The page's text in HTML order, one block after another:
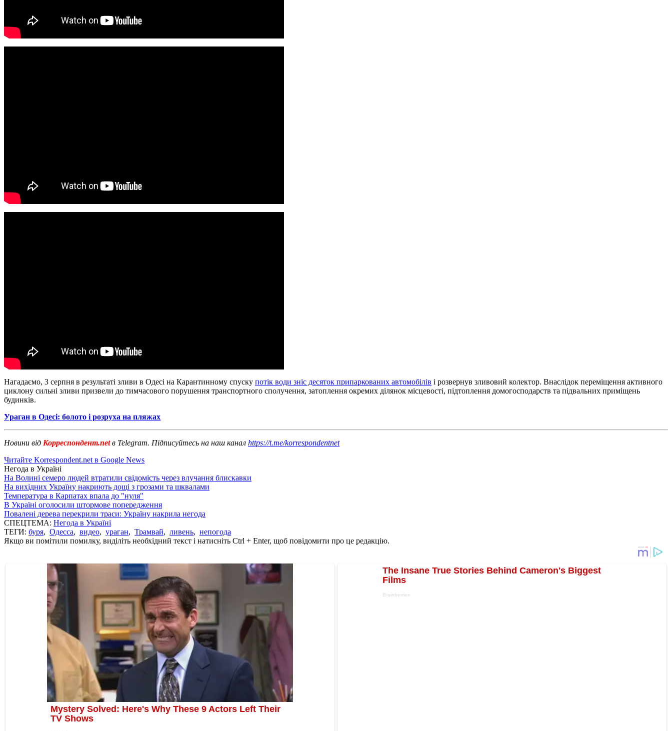
Нагадаємо, 3 серпня в результаті зливи в Одесі на Карантинному спуску потік води зніс десяток припаркованих автомобілів і розвернув зливовий колектор. Внаслідок переміщення активного
циклону сильні зливи призвели до тимчасового порушення транспортного сполучення, затоплення окремих ділянок місцевості, підтоплення домогосподарств та підвальних приміщень
будинків.
Ураган в Одесі: болото і розруха на пляжах
Новини від Корреспондент.netв Telegram. Підписуйтесь на наш канал https://t.me/korrespondentnet
Читайте Korrespondent.net в Google News
Негода в Україні
На Волині семеро людей втратили свідомість через влучання блискавки
На вихідних Україну накриють дощі з грозами та шквалами
Температура в Карпатах впала до "нуля"
В Україні оголосили штормове попередження
Повалені дерева перекрили траси: Україну накрила негода
СПЕЦТЕМА: Негода в Україні
ТЕГИ: буря, Одесса, видео, ураган, Трамвай, ливень, непогода
Якщо ви помітили помилку, виділіть необхідний текст і натисніть Ctrl + Enter, щоб повідомити про це редакцію.